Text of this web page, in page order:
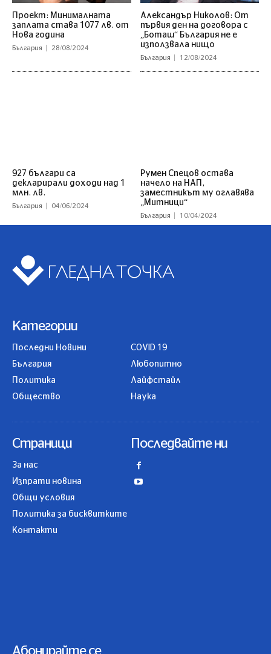
Проект: Минималната
заплата става 1077 лв. от
Нова година
България 28/08/2024
Александър Николов: От
първия ден на договора с
„Боташ“ България не е
използвала нищо
България 12/08/2024
927 българи са
декларирали доходи над 1
млн. лв.
България 04/06/2024
Румен Спецов остава
начело на НАП,
заместникът му оглавява
„Митници“
България 10/04/2024
Категории
Последни Новини
България
Политика
Общество
COVID 19
Любопитно
Лайфстайл
Наука
Страници
За нас
Изпрати новина
Общи условия
Политика за бисквитките
Контакти
Последвайте ни
Абонирайте се